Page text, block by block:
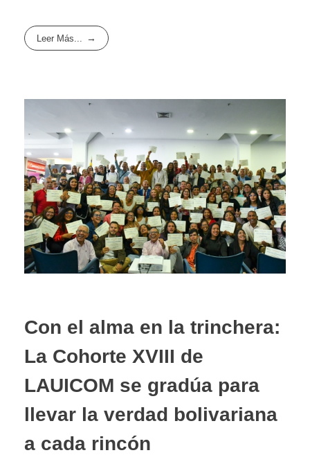
Leer Más...
Con el alma en la trinchera:
La Cohorte XVIII de
LAUICOM se gradúa para
llevar la verdad bolivariana
a cada rincón